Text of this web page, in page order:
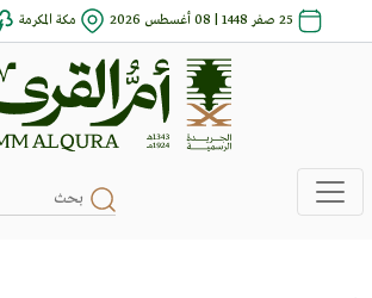
25 صفر 1448 | 08 أغسطس 2026 مكة المكرمة